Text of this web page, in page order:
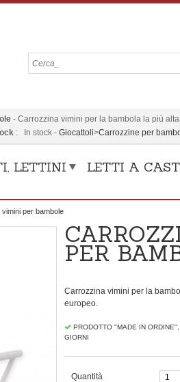
- Carrozzina vimini per la bambola la più
: In stock - Giocattoli>Carrozzine per
LETTINI
LETTI A
per bambole
PER
Carrozzina vimini per la
europeo.
PRODOTTO "MADE IN
GIORNI
Quantità